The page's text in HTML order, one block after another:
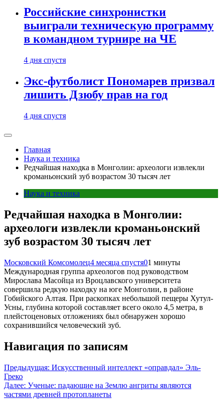
Российские синхронистки
выиграли техническую программу
в командном турнире на ЧЕ
4 дня спустя
Экс-футболист Пономарев призвал
лишить Дзюбу прав на год
4 дня спустя
Главная
Наука и техника
Редчайшая находка в Монголии: археологи извлекли
кроманьонский зуб возрастом 30 тысяч лет
Наука и техника
Редчайшая находка в Монголии:
археологи извлекли кроманьонский
зуб возрастом 30 тысяч лет
Московский Комсомолец4 месяца спустя01 минуты
Международная группа археологов под руководством
Мирослава Масойца из Вроцлавского университета
совершила редкую находку на юге Монголии, в районе
Гобийского Алтая. При раскопках небольшой пещеры Хутул-
Усны, глубина которой составляет всего около 4,5 метра, в
плейстоценовых отложениях был обнаружен хорошо
сохранившийся человеческий зуб.
Навигация по записям
Предыдущая: Искусственный интеллект «оправдал» Эль-
Греко
Далее: Ученые: падающие на Землю ангриты являются
частями древней протопланеты